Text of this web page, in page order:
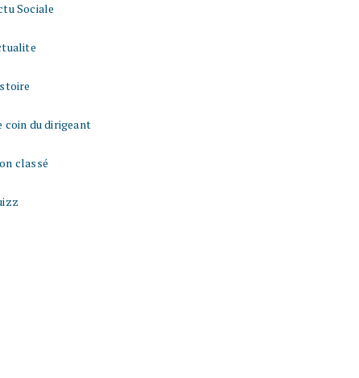
Sociale
coin du dirigeant
classé